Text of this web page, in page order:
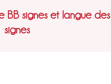
BB signes et langue des
signes